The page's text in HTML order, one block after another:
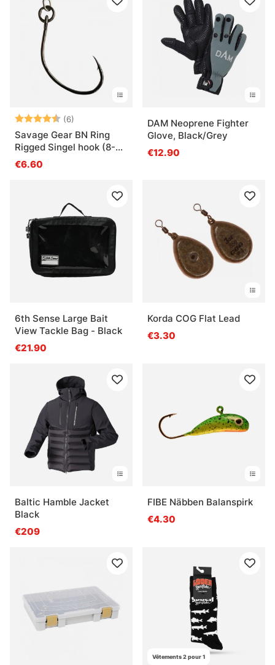
Note: (6)
Savage Gear BN Ring
Rigged Singel hook (8-
pack)
€6.60
DAM Neoprene Fighter
Glove, Black/Grey
€12.90
6th Sense Large Bait
View Tackle Bag - Black
€21.90
Korda COG Flat Lead
€3.30
Baltic Hamble Jacket
Black
€209
FIBE Näbben Balanspirk
€4.30
Vêtements 2 pour 1